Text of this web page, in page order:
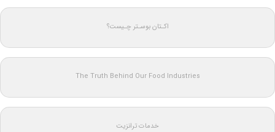
اکـتان بوسـتر چـیست؟
The Truth Behind Our Food Industries
خدمات ترانزیت